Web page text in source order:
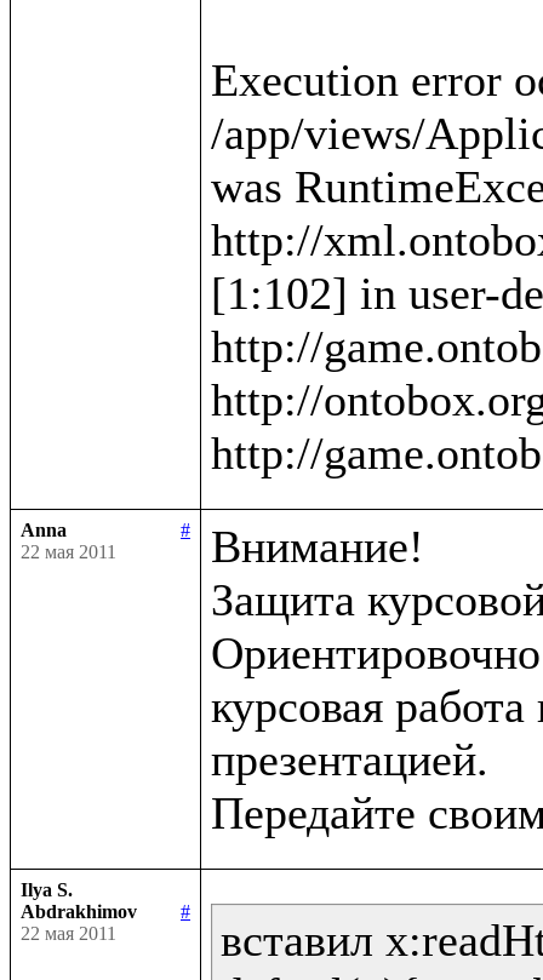
Execution error
/app/views/
was
http://
[1:102] in user-
http://
http://
Anna
#
22 мая 2011
Внимание!
Защита
курсовая
презентацией.
Ilya S.
Abdrakhimov
#
22 мая 2011
вставил